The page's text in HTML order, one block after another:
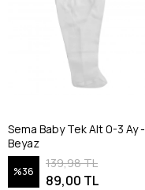
Sema Baby Tek Alt 0-3 Ay -
Beyaz
%36
139,98 TL
89,00 TL